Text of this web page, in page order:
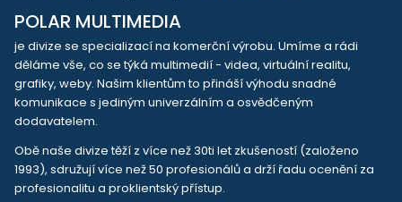
POLAR MULTIMEDIA
je divize se specializací na komerční výrobu. Umíme a rádi
děláme vše, co se týká multimedií - videa, virtuální realitu,
grafiky, weby. Našim klientům to přináší výhodu snadné
komunikace s jediným univerzálním a osvědčeným
dodavatelem.
Obě naše divize těží z více než 30ti let zkušeností (založeno
1993), sdružují více než 50 profesionálů a drží řadu ocenění za
profesionalitu a proklientský přístup.